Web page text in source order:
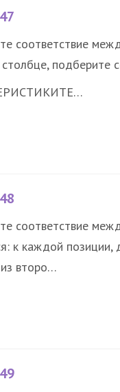
соответствие
подберите
ТЕ…
соответствие
к каждой
второ…